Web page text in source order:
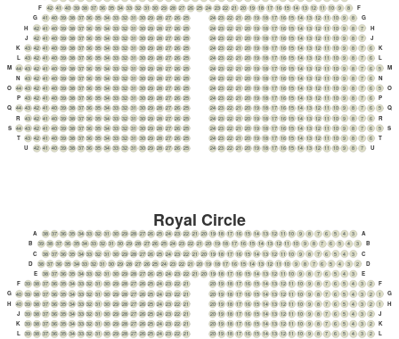
8
9
10
11
12
13
14
15
16
17
18
19
20
21
22
23
24
25
26
27
28
29
30
31
32
33
34
35
36
37
38
39
40
41
42
F F
8
9
10
11
12
13
14
15
16
17
18
19
20
21
22
23
24
25
26
27
28
29
30
31
32
33
34
35
36
37
38
39
40
41
G G
7
8
9
10
11
12
13
14
15
16
17
18
19
20
21
22
23
24
25
26
27
28
29
30
31
32
33
34
35
36
37
38
39
40
41
42
H H
7
8
9
10
11
12
13
14
15
16
17
18
19
20
21
22
23
24
25
26
27
28
29
30
31
32
33
34
35
36
37
38
39
40
41
42
J J
6
7
8
9
10
11
12
13
14
15
16
17
18
19
20
21
22
23
24
25
26
27
28
29
30
31
32
33
34
35
36
37
38
39
40
41
42
43
K K
6
7
8
9
10
11
12
13
14
15
16
17
18
19
20
21
22
23
24
25
26
27
28
29
30
31
32
33
34
35
36
37
38
39
40
41
42
43
L L
5
6
7
8
9
10
11
12
13
14
15
16
17
18
19
20
21
22
23
24
25
26
27
28
29
30
31
32
33
34
35
36
37
38
39
40
41
42
43
44
M M
6
7
8
9
10
11
12
13
14
15
16
17
18
19
20
21
22
23
24
25
26
27
28
29
30
31
32
33
34
35
36
37
38
39
40
41
42
43
N N
5
6
7
8
9
10
11
12
13
14
15
16
17
18
19
20
21
22
23
24
25
26
27
28
29
30
31
32
33
34
35
36
37
38
39
40
41
42
43
44
O O
6
7
8
9
10
11
12
13
14
15
16
17
18
19
20
21
22
23
24
25
26
27
28
29
30
31
32
33
34
35
36
37
38
39
40
41
42
43
P P
5
6
7
8
9
10
11
12
13
14
15
16
17
18
19
20
21
22
23
24
25
26
27
28
29
30
31
32
33
34
35
36
37
38
39
40
41
42
43
44
Q Q
6
7
8
9
10
11
12
13
14
15
16
17
18
19
20
21
22
23
24
25
26
27
28
29
30
31
32
33
34
35
36
37
38
39
40
41
42
43
R R
5
6
7
8
9
10
11
12
13
14
15
16
17
18
19
20
21
22
23
24
25
26
27
28
29
30
31
32
33
34
35
36
37
38
39
40
41
42
43
44
S S
6
7
8
9
10
11
12
13
14
15
16
17
18
19
20
21
22
23
24
25
26
27
28
29
30
31
32
33
34
35
36
37
38
39
40
41
42
43
T T
7
8
9
10
11
12
13
14
15
16
17
18
19
20
21
22
23
24
25
26
27
28
29
30
31
32
33
34
35
36
37
38
39
40
41
42
U U
Royal Circle
3
4
5
6
7
8
9
10
11
12
13
14
15
16
17
18
19
20
21
22
23
24
25
26
27
28
29
30
31
32
33
34
35
36
37
38
A A
3
4
5
6
7
8
9
10
11
12
13
14
15
16
17
18
19
20
21
22
23
24
25
26
27
28
29
30
31
32
33
34
35
36
37
38
39
B B
3
4
5
6
7
8
9
10
11
12
13
14
15
16
17
18
19
20
21
22
23
24
25
26
27
28
29
30
31
32
33
34
35
36
37
38
C C
2
3
4
5
6
7
8
9
10
11
12
13
14
15
16
17
18
19
20
21
22
23
24
25
26
27
28
29
30
31
32
33
34
35
36
37
38
D D
3
4
5
6
7
8
9
10
11
12
13
14
15
16
17
18
19
20
21
22
23
24
25
26
27
28
29
30
31
32
33
34
35
36
37
38
E E
2
3
4
5
6
7
8
9
10
11
12
13
14
15
16
17
18
19
20
21
22
23
24
25
26
27
28
29
30
31
32
33
34
35
36
37
38
39
F F
1
2
3
4
5
6
7
8
9
10
11
12
13
14
15
16
17
18
19
20
21
22
23
24
25
26
27
28
29
30
31
32
33
34
35
36
37
38
39
40
G G
1
2
3
4
5
6
7
8
9
10
11
12
13
14
15
16
17
18
19
20
21
22
23
24
25
26
27
28
29
30
31
32
33
34
35
36
37
38
39
40
H H
2
3
4
5
6
7
8
9
10
11
12
13
14
15
16
17
18
19
20
21
22
23
24
25
26
27
28
29
30
31
32
33
34
35
36
37
38
39
J J
2
3
4
5
6
7
8
9
10
11
12
13
14
15
16
17
18
19
20
21
22
23
24
25
26
27
28
29
30
31
32
33
34
35
36
37
38
39
K K
2
3
4
5
6
7
8
9
10
11
12
13
14
15
16
17
18
19
20
21
22
23
24
25
26
27
28
29
30
31
32
33
34
35
36
37
38
39
L L